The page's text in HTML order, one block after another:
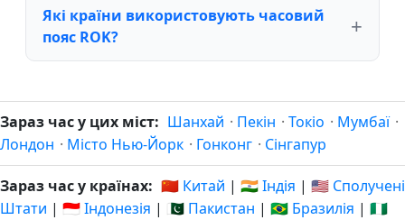
Які країни використовують часовий
пояс ROK?
Зараз час у цих міст: Шанхай · Пекін · Токіо · Мумбаї ·
Лондон · Місто Нью-Йорк · Гонконг · Сінгапур
Зараз час у країнах: 🇨🇳 Китай | 🇮🇳 Індія | 🇺🇸 Сполучені
Штати | 🇮🇩 Індонезія | 🇵🇰 Пакистан | 🇧🇷 Бразилія | 🇳🇬